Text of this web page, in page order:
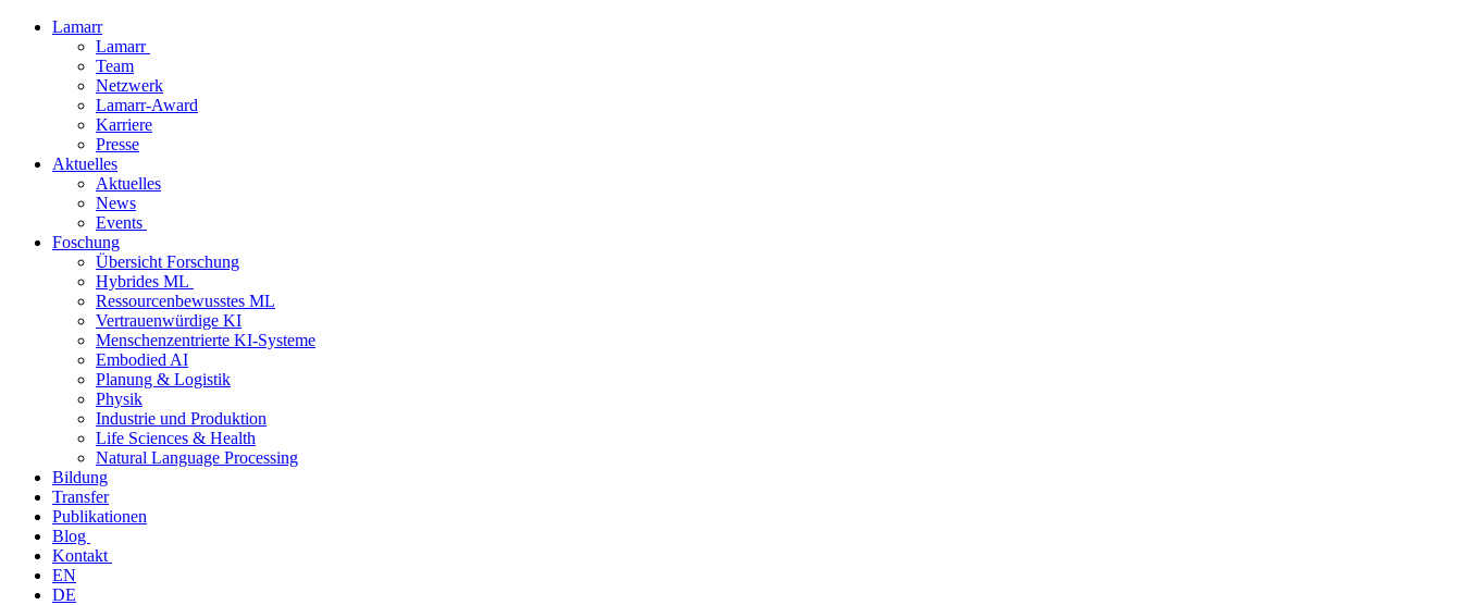
Lamarr
Lamarr
Team
Netzwerk
Lamarr-Award
Karriere
Presse
Aktuelles
Aktuelles
News
Events
Foschung
Übersicht Forschung
Hybrides ML
Ressourcenbewusstes ML
Vertrauenwürdige KI
Menschenzentrierte KI-Systeme
Embodied AI
Planung & Logistik
Physik
Industrie und Produktion
Life Sciences & Health
Natural Language Processing
Bildung
Transfer
Publikationen
Blog
Kontakt
EN
DE